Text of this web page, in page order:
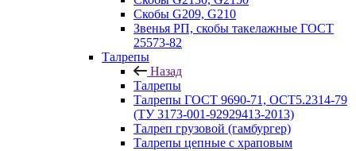
Скобы G209, G210
Звенья РП, скобы такелажные ГОСТ
25573-82
Талрепы
Назад
Талрепы
Талрепы ГОСТ 9690-71, ОСТ5.2314-79
(ТУ 3173-001-92929413-2013)
Талреп грузовой (гамбургер)
Талрепы цепные с храповым